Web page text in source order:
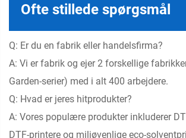
Ofte stillede spørgsmål
Q: Er du en fabrik eller handelsfirma?
A: Vi er fabrik og ejer 2 forskellige
Garden-serier) med i alt 400 arbejdere.
Q: Hvad er jeres hitprodukter?
A: Vores populære produkter inkluderer
DTF-printere og miljøvenlige eco-